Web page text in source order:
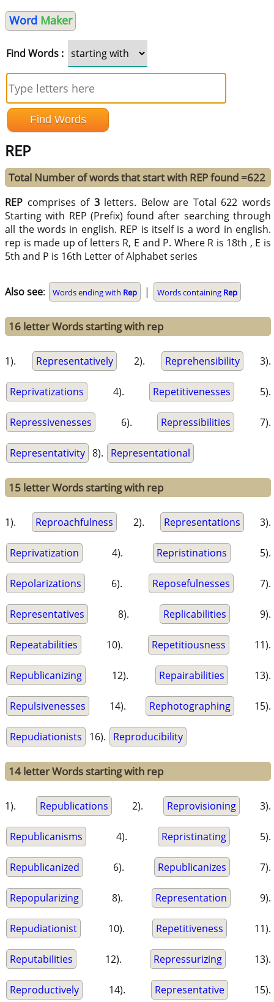
Word Maker
Find Words :
REP
Total Number of words that start with REP found =622
REP comprises of 3letters. Below are Total 622 words
Starting with REP (Prefix) found after searching through
all the words in english. REP is itself is a word in english.
rep is made up of letters R, E and P. Where R is 18th , E is
5th and P is 16th Letter of Alphabet series
Also see: Words ending with Rep | Words containing Rep
16 letter Words starting with rep
1). Representatively 2). Reprehensibility 3).
Reprivatizations 4). Repetitivenesses 5).
Repressivenesses 6). Repressibilities 7).
Representativity 8). Representational
15 letter Words starting with rep
1). Reproachfulness 2). Representations 3).
Reprivatization 4). Repristinations 5).
Repolarizations 6). Reposefulnesses 7).
Representatives 8). Replicabilities 9).
Repeatabilities 10). Repetitiousness 11).
Republicanizing 12). Repairabilities 13).
Repulsivenesses 14). Rephotographing 15).
Repudiationists 16). Reproducibility
14 letter Words starting with rep
1). Republications 2). Reprovisioning 3).
Republicanisms 4). Repristinating 5).
Republicanized 6). Republicanizes 7).
Repopularizing 8). Representation 9).
Repudiationist 10). Repetitiveness 11).
Reputabilities 12). Repressurizing 13).
Reproductively 14). Representative 15).